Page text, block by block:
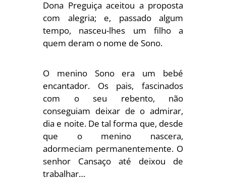
Dona Preguiça aceitou a proposta
com alegria; e, passado algum
tempo, nasceu-lhes um filho a
quem deram o nome de Sono.
O menino Sono era um bebé
encantador. Os pais, fascinados
com o seu rebento, não
conseguiam deixar de o admirar,
dia e noite. De tal forma que, desde
que o menino nascera,
adormeciam permanentemente. O
senhor Cansaço até deixou de
trabalhar…